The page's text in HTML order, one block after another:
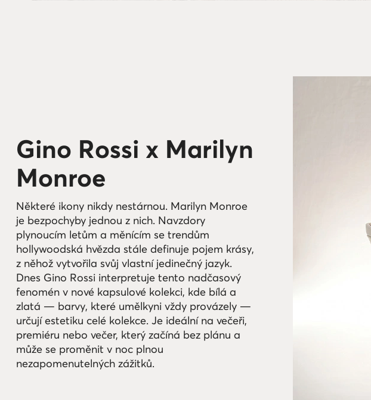
Gino Rossi x Marilyn
Monroe
Některé ikony nikdy nestárnou. Marilyn Monroe
je bezpochyby jednou z nich. Navzdory
plynoucím letům a měnícím se trendům
hollywoodská hvězda stále definuje pojem krásy,
z něhož vytvořila svůj vlastní jedinečný jazyk.
Dnes Gino Rossi interpretuje tento nadčasový
fenomén v nové kapsulové kolekci, kde bílá a
zlatá — barvy, které umělkyni vždy provázely —
určují estetiku celé kolekce. Je ideální na večeři,
premiéru nebo večer, který začíná bez plánu a
může se proměnit v noc plnou
nezapomenutelných zážitků.